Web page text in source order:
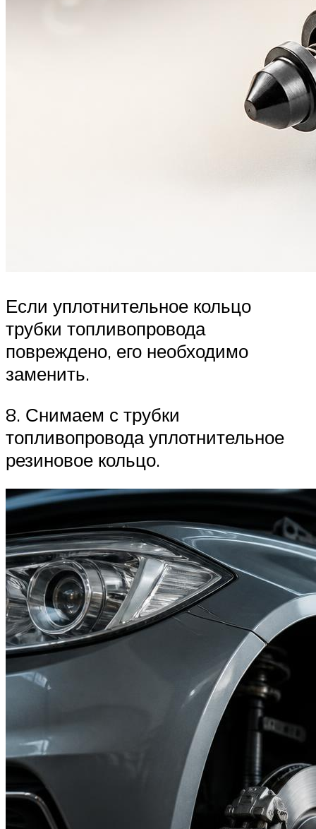
Если уплотнительное кольцо
трубки топливопровода
повреждено, его необходимо
заменить.
8. Снимаем с трубки
топливопровода уплотнительное
резиновое кольцо.